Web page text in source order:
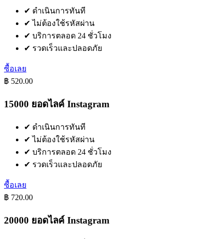
✔ ดำเนินการทันที
✔ ไม่ต้องใช้รหัสผ่าน
✔ บริการตลอด 24 ชั่วโมง
✔ รวดเร็วและปลอดภัย
ซื้อเลย
฿ 520.00
15000 ยอดไลค์ Instagram
✔ ดำเนินการทันที
✔ ไม่ต้องใช้รหัสผ่าน
✔ บริการตลอด 24 ชั่วโมง
✔ รวดเร็วและปลอดภัย
ซื้อเลย
฿ 720.00
20000 ยอดไลค์ Instagram